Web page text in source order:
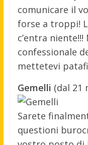
comunicare il
forse a troppi!
c’entra
confessionale
mettetevi
Gemelli (dal 21
Sarete
questioni